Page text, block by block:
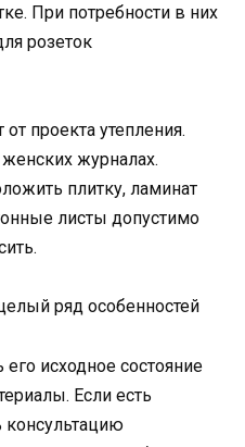
При потребности в них
розеток
проекта утепления.
журналах.
плитку, ламинат
листы допустимо
ряд особенностей
исходное состояние
Если есть
консультацию